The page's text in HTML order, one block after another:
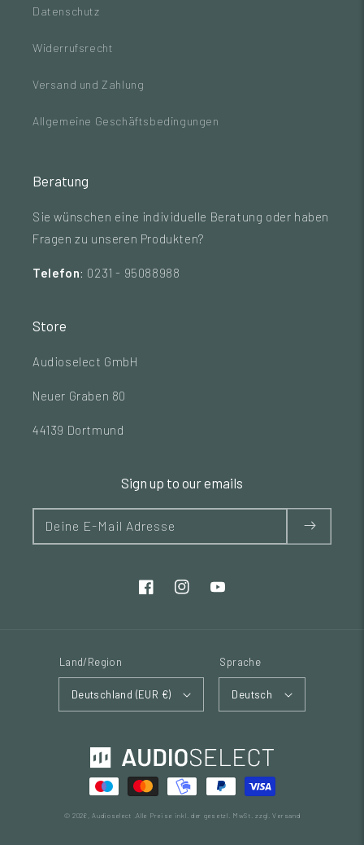
Datenschutz
Widerrufsrecht
Versand und Zahlung
Allgemeine Geschäftsbedingungen
Beratung
Sie wünschen eine individuelle Beratung oder haben
Fragen zu unseren Produkten?
Telefon: 0231 - 95088988
Store
Audioselect GmbH
Neuer Graben 80
44139 Dortmund
Sign up to our emails
Deine E-Mail Adresse
Land/Region
Deutschland (EUR €)
Sprache
Deutsch
© 2026,Audioselect .Alle Preise inkl. der gesetzl. MwSt. zzgl. Versand